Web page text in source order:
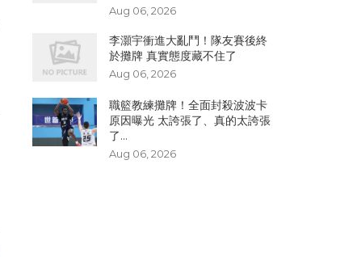
Aug 06, 2026
李灝宇衝進大亂鬥！隊友賽後終
於攤牌 真實態度藏不住了
Aug 06, 2026
職籃教練攤牌！全面封殺波波卡
原因曝光 太誇張了、真的太誇張
了...
Aug 06, 2026